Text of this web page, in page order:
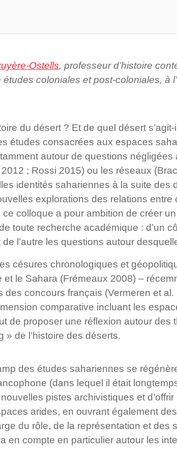
Ostells, professeur d’histoire
coloniales et post-coloniales, à
du désert ? Et de quel désert
études consacrées aux espaces
autour de questions
; Rossi 2015) ou les réseaux
identités sahariennes à la suite
explorations des relations
colloque a pour ambition de créer
toute recherche académique : d’un
l’autre les questions autour
césures chronologiques et
et le Sahara (Frémeaux 2008) –
des concours français (Vermeren et
comparative incluant les
de proposer une réflexion autour des
» de l’histoire des déserts.
des études sahariennes se
(dans lequel il était
pistes archivistiques et
arides, en ouvrant également
du rôle, de la représentation et des
en compte en particulier autour les